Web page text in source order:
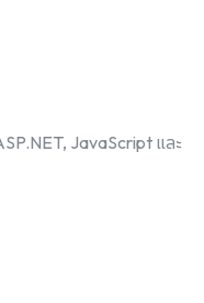
JavaScript และ